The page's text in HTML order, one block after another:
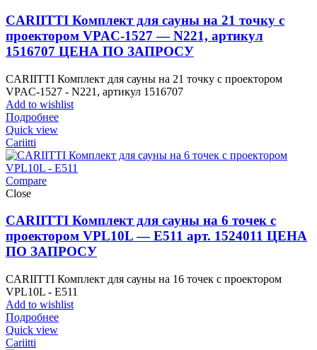
CARIITTI Комплект для сауны на 21 точку с
проектором VPAC-1527 — N221, артикул
1516707 ЦЕНА ПО ЗАПРОСУ
CARIITTI Комплект для сауны на 21 точку с проектором
VPAC-1527 - N221, артикул 1516707
Add to wishlist
Подробнее
Quick view
Cariitti
Compare
Close
CARIITTI Комплект для сауны на 6 точек с
проектором VPL10L — E511 арт. 1524011 ЦЕНА
ПО ЗАПРОСУ
CARIITTI Комплект для сауны на 16 точек с проектором
VPL10L - E511
Add to wishlist
Подробнее
Quick view
Cariitti